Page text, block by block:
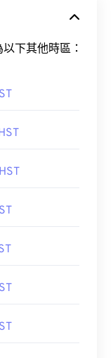
下其他時區：